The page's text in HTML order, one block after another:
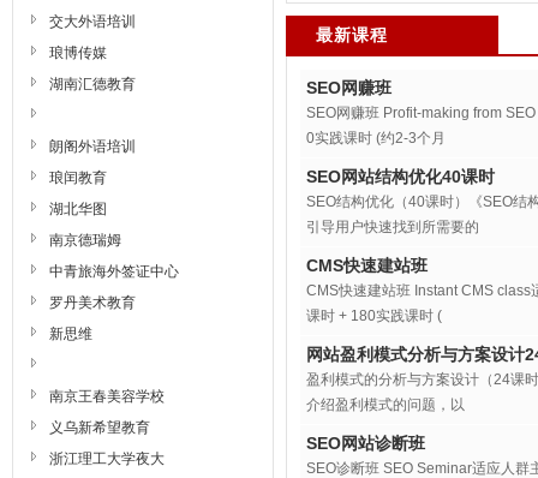
交大外语培训
琅博传媒
湖南汇德教育
朗阁外语培训
琅闰教育
湖北华图
南京德瑞姆
中青旅海外签证中心
罗丹美术教育
新思维
南京王春美容学校
义乌新希望教育
浙江理工大学夜大
最新课程
SEO网赚班
SEO网赚班 Profit-making from
0实践课时 (约2-3个月
SEO网站结构优化40课时
SEO结构优化（40课时）《SEO结
引导用户快速找到所需要的
CMS快速建站班
CMS快速建站班 Instant CMS
课时 + 180实践课时 (
网站盈利模式分析与方案设计
盈利模式的分析与方案设计（24课
介绍盈利模式的问题，以
SEO网站诊断班
SEO诊断班 SEO Seminar适应人群